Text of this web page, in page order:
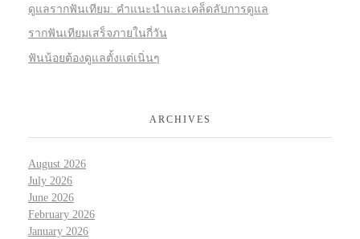
ดูแลรากฟันเทียม: คำแนะนำและเคล็ดลับการดูแล
รากฟันเทียมเสร็จภายในกี่วัน
ฟันน้อยต้องดูแลตั้งแต่เนิ่นๆ
ARCHIVES
August 2026
July 2026
June 2026
February 2026
January 2026